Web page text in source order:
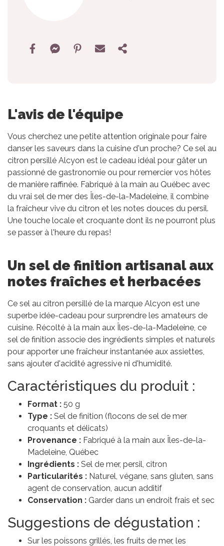
L'avis de l'équipe
Vous cherchez une petite attention originale pour faire
danser les saveurs dans la cuisine d'un proche? Ce sel au
citron persillé Alcyon est le cadeau idéal pour gâter un
passionné de gastronomie ou pour remercier vos hôtes
de manière raffinée. Fabriqué à la main au Québec avec
du vrai sel de mer des Îles-de-la-Madeleine, il combine
la fraîcheur vive du citron et les notes douces du persil.
Une touche locale et croquante dont ils ne pourront plus
se passer à l'heure du repas!
Un sel de finition artisanal aux
notes fraîches et herbacées
Ce sel au citron persillé de la marque Alcyon est une
superbe idée-cadeau pour surprendre les amateurs de
cuisine. Récolté à la main aux Îles-de-la-Madeleine, ce
sel de finition associe des ingrédients simples et naturels
pour apporter une fraîcheur instantanée aux assiettes,
sans ajouter d'acidité agressive ni d'humidité.
Caractéristiques du produit :
Format : 50 g
Type : Sel de finition (flocons de sel de mer
croquants et délicats)
Provenance : Fabriqué à la main aux Îles-de-la-
Madeleine, Québec
Ingrédients : Sel de mer, persil, citron
Particularités : Naturel, végane, sans gluten, sans
agent de conservation, aucun additif
Conservation : Garder dans un endroit frais et sec
Suggestions de dégustation :
Sur les poissons grillés, les fruits de mer, les